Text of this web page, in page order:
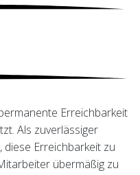
Erreichbarkeit
Als zuverlässiger
Erreichbarkeit zu
übermäßig zu